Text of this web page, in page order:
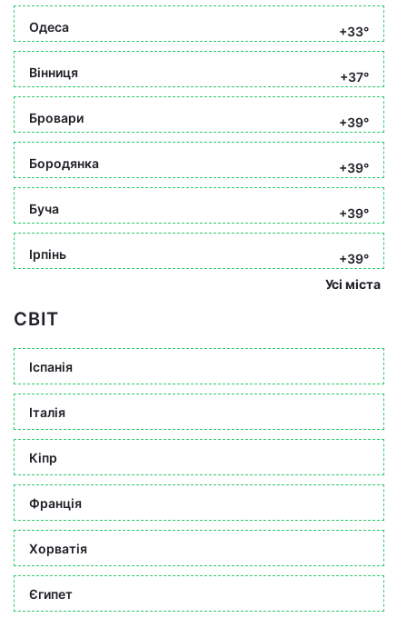
Одеса +33°
Вінниця +37°
Бровари +39°
Бородянка +39°
Буча +39°
Ірпінь
+39°
Усі міста
СВІТ
Іспанія
Італія
Кіпр
Франція
Хорватія
Єгипет